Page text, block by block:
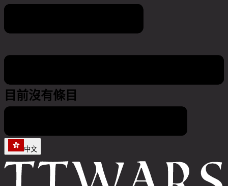
中文
Game world calendar
目前沒有條目